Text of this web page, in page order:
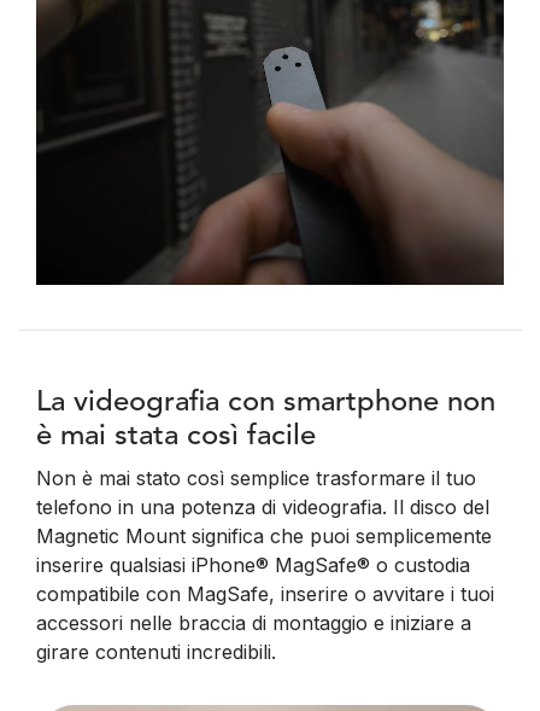
La videografia con smartphone non
è mai stata così facile
Non è mai stato così semplice trasformare il tuo
telefono in una potenza di videografia. Il disco del
Magnetic Mount significa che puoi semplicemente
inserire qualsiasi iPhone® MagSafe® o custodia
compatibile con MagSafe, inserire o avvitare i tuoi
accessori nelle braccia di montaggio e iniziare a
girare contenuti incredibili.